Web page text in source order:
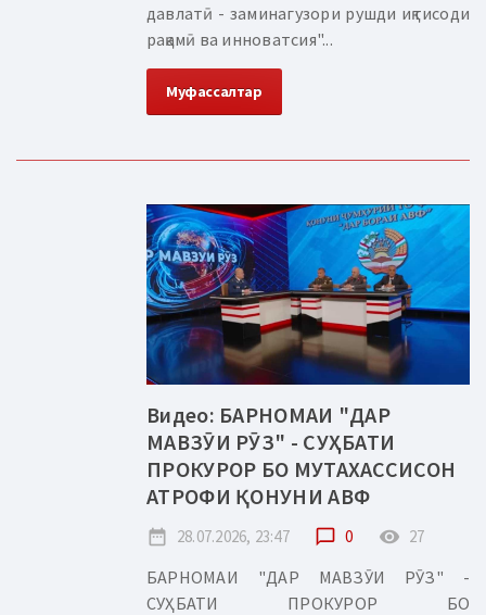
давлатӣ - заминагузори рушди иқтисоди
рақамӣ ва инноватсия"...
Муфассалтар
Видео: БАРНОМАИ "ДАР
МАВЗӮИ РӮЗ" - СУҲБАТИ
ПРОКУРОР БО МУТАХАССИСОН
АТРОФИ ҚОНУНИ АВФ
date_range 28.07.2026, 23:47 chat_bubble_outline 0 remove_red_eye 27
БАРНОМАИ "ДАР МАВЗӮИ РӮЗ" -
СУҲБАТИ ПРОКУРОР БО